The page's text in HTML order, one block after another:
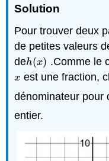
Solution
Pour trouver deux
de petites valeurs
deh(x)
h(x) .Comme le
x
x est une fraction,
dénominateur pour
entier.